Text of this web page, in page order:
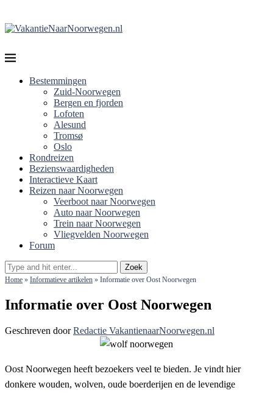
Bestemmingen
Zuid-Noorwegen
Bergen en fjorden
Lofoten
Alesund
Tromsø
Oslo
Rondreizen
Bezienswaardigheden
Interactieve Kaart
Reizen naar Noorwegen
Veerboot naar Noorwegen
Auto naar Noorwegen
Trein naar Noorwegen
Vliegvelden Noorwegen
Forum
Zoek
Home » Informatieve artikelen » Informatie over Oost Noorwegen
Informatie over Oost Noorwegen
Geschreven doorRedactie VakantienaarNoorwegen.nl
Oost Noorwegen heeft bezoekers veel te bieden. Je vindt hier
donkere wouden, wolven, oude boerderijen en de levendige